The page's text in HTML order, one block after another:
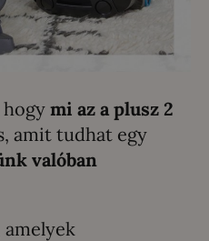
hogy mi az a plusz 2
amit tudhat egy
valóban
amelyek